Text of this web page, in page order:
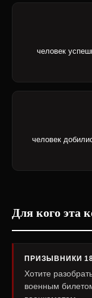
человек
человек
Для кого эта
ПРИЗЫВНИКИ
Хотите
военным